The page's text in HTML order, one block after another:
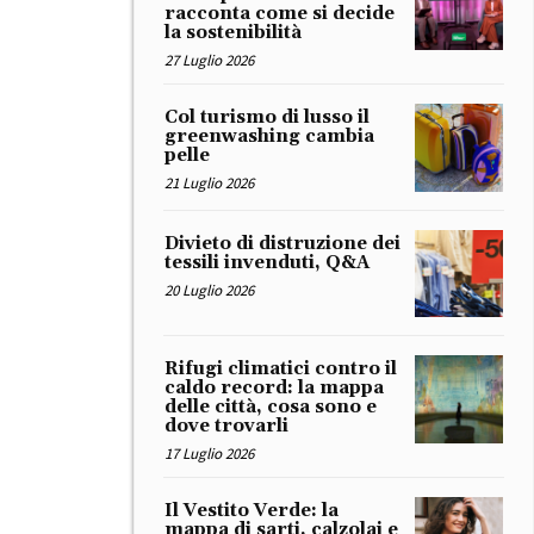
racconta come si decide
la sostenibilità
27 Luglio 2026
Col turismo di lusso il
greenwashing cambia
pelle
21 Luglio 2026
Divieto di distruzione dei
tessili invenduti, Q&A
20 Luglio 2026
Rifugi climatici contro il
caldo record: la mappa
delle città, cosa sono e
dove trovarli
17 Luglio 2026
Il Vestito Verde: la